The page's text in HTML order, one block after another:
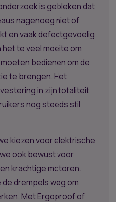
is gebleken dat
nagenoeg niet of
en vaak defectgevoelig
het te veel moeite om
bedienen om de
te brengen. Het
in zijn totaliteit
nog steeds stil
kiezen voor elektrische
ook bewust voor
krachtige motoren.
de drempels weg om
Met Ergoproof of